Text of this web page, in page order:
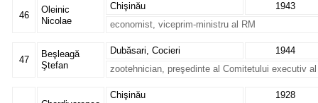
46
Oleinic
Nicolae
Chişinău
1943
economist, viceprim-ministru al RM
47
Beşleagă
Ştefan
Dubăsari, Cocieri
1944
zootehnician, preşedinte al Comitetului executiv
Chişinău 1928